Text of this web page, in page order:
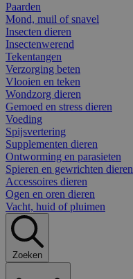
Paarden
Mond, muil of snavel
Insecten dieren
Insectenwerend
Tekentangen
Verzorging beten
Vlooien en teken
Wondzorg dieren
Gemoed en stress dieren
Voeding
Spijsvertering
Supplementen dieren
Ontworming en parasieten
Spieren en gewrichten dieren
Accessoires dieren
Ogen en oren dieren
Vacht, huid of pluimen
Zoeken